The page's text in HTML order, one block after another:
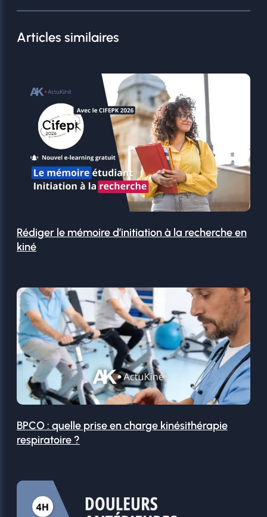
Articles similaires
Rédiger le mémoire d’initiation à la recherche en
kiné
BPCO : quelle prise en charge kinésithérapie
respiratoire ?